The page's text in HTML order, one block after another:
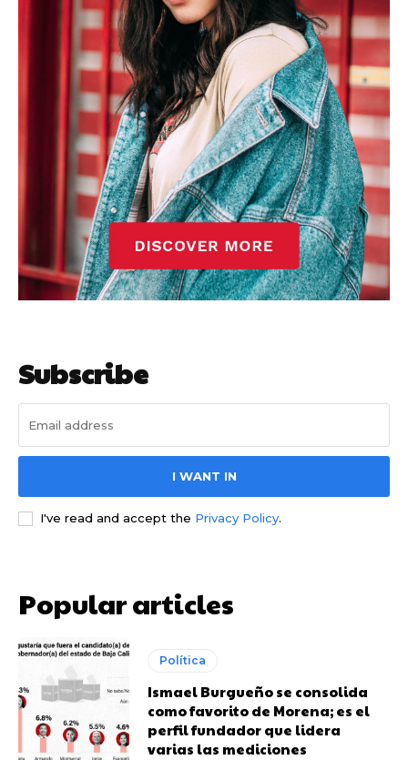
Subscribe
I WANT IN
I've read and accept the Privacy Policy.
Popular articles
Política
Ismael Burgueño se consolida
como favorito de Morena; es el
perfil fundador que lidera
varias las mediciones